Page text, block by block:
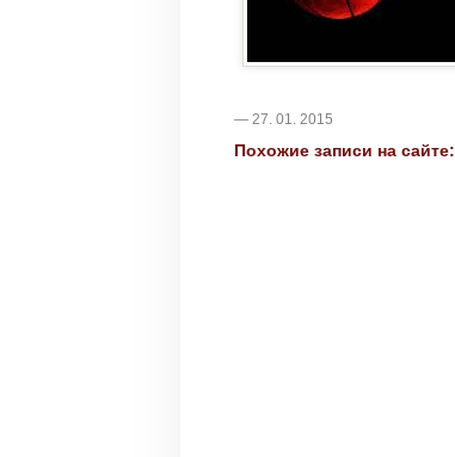
— 27. 01. 2015
Похожие записи на сайте: